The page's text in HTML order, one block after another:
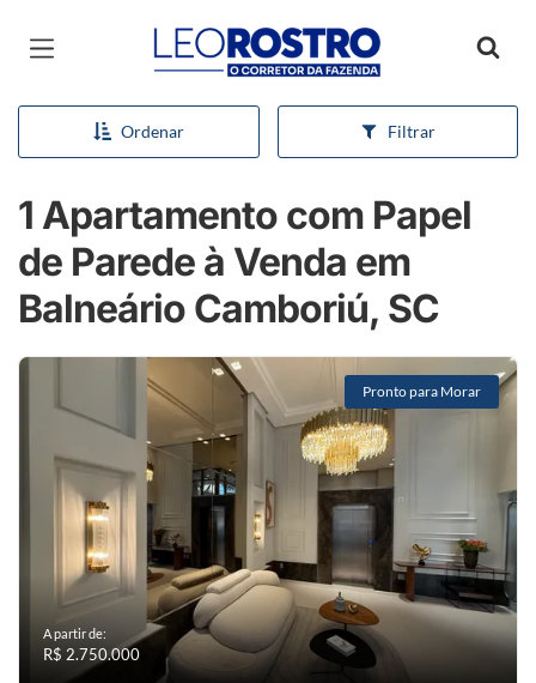
Página inicial
Ordenar Filtrar
1 Apartamento com Papel
de Parede à Venda em
Balneário Camboriú, SC
Pronto para Morar
A partir de:
R$ 2.750.000